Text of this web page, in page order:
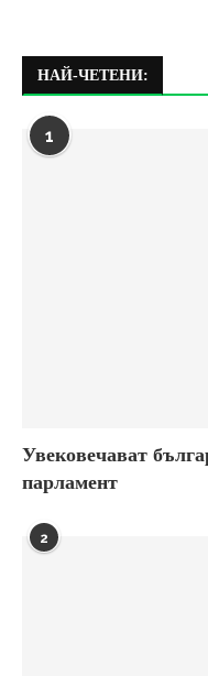
НАЙ-ЧЕТЕНИ:
1
Увековечават
парламент
2